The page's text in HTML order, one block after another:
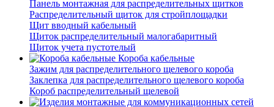
Панель монтажная для распределительных щитков
Распределительный щиток для стройплощадки
Щит вводный кабельный
Щиток распределительный малогабаритный
Щиток учета пустотелый
Короба кабельные
Зажим для распределительного щелевого короба
Заклепка для распределительного щелевого короба
Короб распределительный щелевой